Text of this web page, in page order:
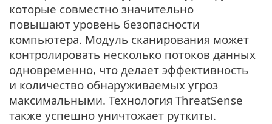
которые совместно значительно
повышают уровень безопасности
компьютера. Модуль сканирования может
контролировать несколько потоков данных
одновременно, что делает эффективность
и количество обнаруживаемых угроз
максимальными. Технология ThreatSense
также успешно уничтожает руткиты.